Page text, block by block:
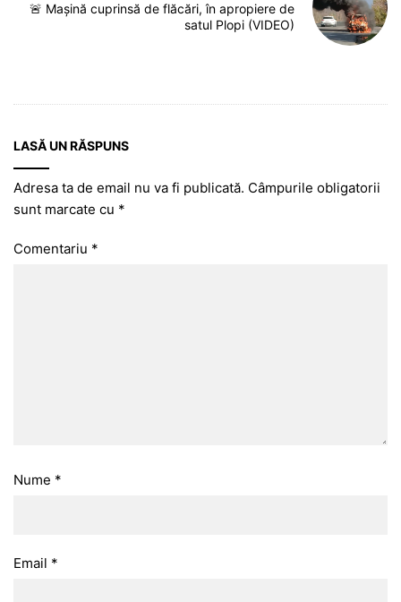
🚨 Mașină cuprinsă de flăcări, în apropiere de
satul Plopi (VIDEO)
LASĂ UN RĂSPUNS
Adresa ta de email nu va fi publicată. Câmpurile obligatorii
sunt marcate cu *
Comentariu *
Nume *
Email *